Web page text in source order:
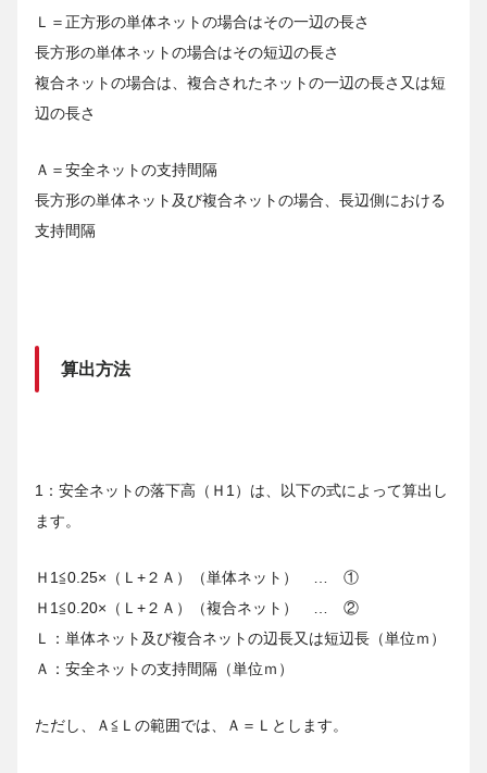
Ｌ＝正方形の単体ネットの場合はその一辺の長さ
長方形の単体ネットの場合はその短辺の長さ
複合ネットの場合は、複合されたネットの一辺の長さ又は短
辺の長さ
Ａ＝安全ネットの支持間隔
長方形の単体ネット及び複合ネットの場合、長辺側における
支持間隔
算出方法
1：安全ネットの落下高（Ｈ1）は、以下の式によって算出し
ます。
Ｈ1≦0.25×（Ｌ+２Ａ）（単体ネット） … ①
Ｈ1≦0.20×（Ｌ+２Ａ）（複合ネット） … ②
Ｌ：単体ネット及び複合ネットの辺長又は短辺長（単位ｍ）
Ａ：安全ネットの支持間隔（単位ｍ）
ただし、Ａ≦Ｌの範囲では、Ａ＝Ｌとします。